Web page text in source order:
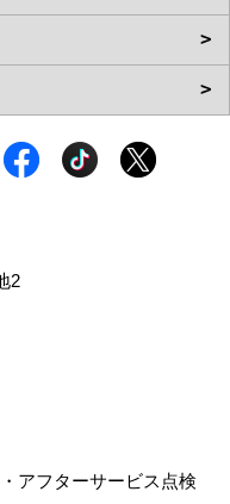
2
アフターサービス点検